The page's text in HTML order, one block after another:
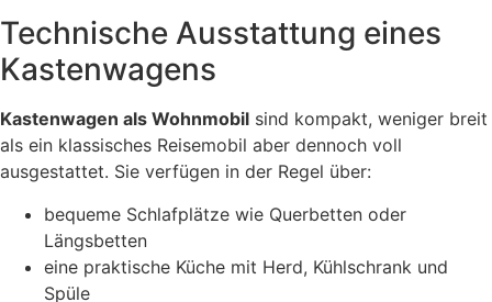
Technische Ausstattung eines
Kastenwagens
Kastenwagen als Wohnmobil sind kompakt, weniger breit
als ein klassisches Reisemobil aber dennoch voll
ausgestattet. Sie verfügen in der Regel über:
bequeme Schlafplätze wie Querbetten oder
Längsbetten
eine praktische Küche mit Herd, Kühlschrank und
Spüle